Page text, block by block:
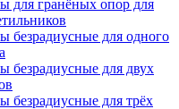
для гранёных опор для
безрадиусные для одного
безрадиусные для двух
безрадиусные для трёх